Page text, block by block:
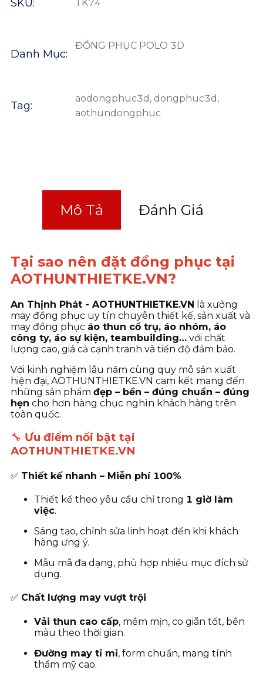
SKU: TK74
Danh Mục:
ĐỒNG PHỤC POLO 3D
Tag:
aodongphuc3d , dongphuc3d ,
aothundongphuc
Mô Tả Đánh Giá
Tại sao nên đặt đồng phục tại
AOTHUNTHIETKE.VN?
An Thịnh Phát - AOTHUNTHIETKE.VN là xưởng
may đồng phục uy tín chuyên thiết kế, sản xuất và
may đồng phục áo thun cổ trụ, áo nhóm, áo
công ty, áo sự kiện, teambuilding… với chất
lượng cao, giá cả cạnh tranh và tiến độ đảm bảo.
Với kinh nghiệm lâu năm cùng quy mô sản xuất
hiện đại, AOTHUNTHIETKE.VN cam kết mang đến
những sản phẩm đẹp – bền – đúng chuẩn – đúng
hẹn cho hơn hàng chục nghìn khách hàng trên
toàn quốc.
🔧 Ưu điểm nổi bật tại
AOTHUNTHIETKE.VN
✅ Thiết kế nhanh – Miễn phí 100%
Thiết kế theo yêu cầu chỉ trong 1 giờ làm
việc.
Sáng tạo, chỉnh sửa linh hoạt đến khi khách
hàng ưng ý.
Mẫu mã đa dạng, phù hợp nhiều mục đích sử
dụng.
✅ Chất lượng may vượt trội
Vải thun cao cấp, mềm mịn, co giãn tốt, bền
màu theo thời gian.
Đường may tỉ mỉ, form chuẩn, mang tính
thẩm mỹ cao.